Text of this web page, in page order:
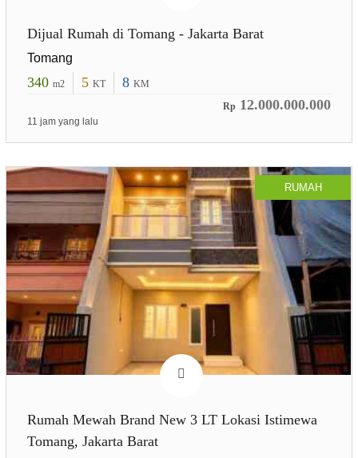
Dijual Rumah di Tomang - Jakarta Barat
Tomang
340 m2 5 KT 8 KM
Rp 12.000.000.000
11 jam yang lalu
RUMAH
Rumah Mewah Brand New 3 LT Lokasi Istimewa
Tomang, Jakarta Barat